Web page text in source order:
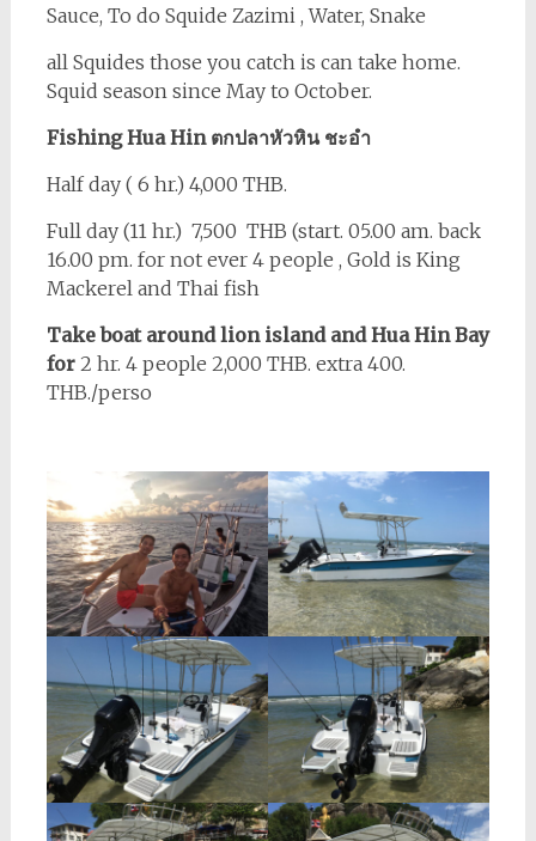
Sauce, To do Squide Zazimi , Water, Snake
all Squides those you catch is can take home.
Squid season since May to October.
Fishing Hua Hin ตกปลาหัวหิน ชะอำ
Half day ( 6 hr.) 4,000 THB.
Full day (11 hr.) 7,500 THB (start. 05.00 am. back
16.00 pm. for not ever 4 people , Gold is King
Mackerel and Thai fish
Take boat around lion island and Hua Hin Bay
for2 hr. 4 people 2,000 THB. extra 400.
THB./perso